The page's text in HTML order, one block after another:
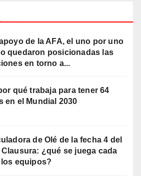
de la AFA, el uno por uno
quedaron posicionadas las
en torno a...
qué trabaja para tener 64
en el Mundial 2030
de Olé de la fecha 4 del
¿qué se juega cada
equipos?